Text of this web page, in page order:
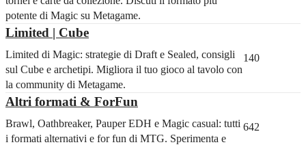
potente di Magic su Metagame.
Limited | Cube
Limited di Magic: strategie di Draft e Sealed, consigli
sul Cube e archetipi. Migliora il tuo gioco al tavolo con
la community di Metagame.
140
Altri formati & ForFun
Brawl, Oathbreaker, Pauper EDH e Magic casual: tutti
i formati alternativi e for fun di MTG. Sperimenta e
642